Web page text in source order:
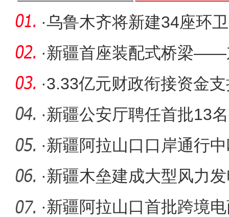
·乌鲁木齐将新建34座环
生间，配
·新疆首座装配式桥梁——
程全面推
·3.33亿元财政衔接资金
人居环境
·新疆公安厅聘任首批13
·新疆阿拉山口口岸通行
累计达1
·新疆木垒建成大型风力
·新疆阿拉山口首批跨境